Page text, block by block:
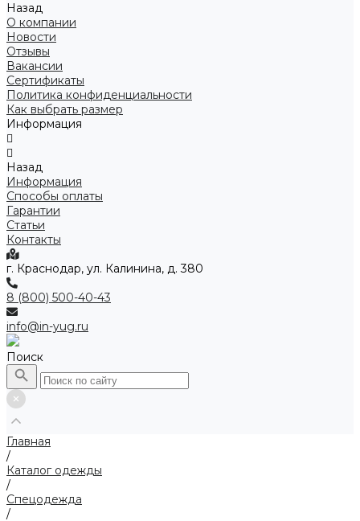
Назад
О компании
Новости
Отзывы
Вакансии
Сертификаты
Политика конфиденциальности
Как выбрать размер
Информация
Назад
Информация
Способы оплаты
Гарантии
Статьи
Контакты
г. Краснодар, ул. Калинина, д. 380
8 (800) 500-40-43
info@in-yug.ru
Поиск
Главная
/
Каталог одежды
/
Спецодежда
/